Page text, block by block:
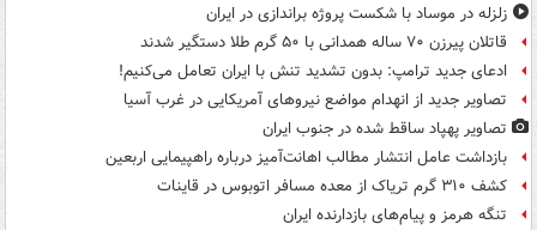
زلزله در موساد با شکست پروژه براندازی در ایران
قاتلان پیرزن ۷۰ ساله همدانی با ۵۰ گرم طلا دستگیر شدند
ادعای جدید ترامپ: بدون تشدید تنش با ایران تعامل می‌کنیم!
تصاویر جدید از انهدام مواضع نیروهای آمریکایی در غرب آسیا
تصاویر پهپاد ساقط شده در جنوب ایران
بازداشت عامل انتشار مطالب اهانت‌آمیز درباره راهپیمایی اربعین
کشف ۳۱۰ گرم تریاک از معده مسافر اتوبوس در قاینات
تنگه هرمز و پیام‌های بازدارنده ایران